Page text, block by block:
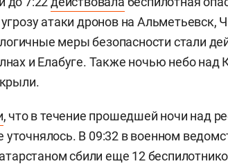
атаки дронов на Альметьевск,
меры безопасности стали
и Елабуге. Также ночью небо над
, что в течение прошедшей ночи над
уточнялось. В 09:32 в военном
сбили еще 12